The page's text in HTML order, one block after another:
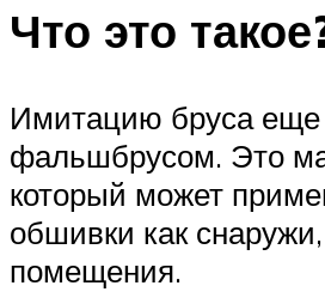
Что это
Имитацию бруса
фальшбрусом. Это
который может
обшивки как
помещения.